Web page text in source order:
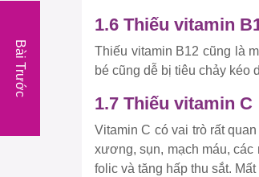
1.6 Thiếu vitamin
Thiếu vitamin B12 cũng là
bé cũng dễ bị tiêu chảy kéo
1.7 Thiếu vitamin C
Vitamin C có vai trò rất
xương, sụn, mạch máu, các
folic và tăng hấp thu sắt.
Bài Trước